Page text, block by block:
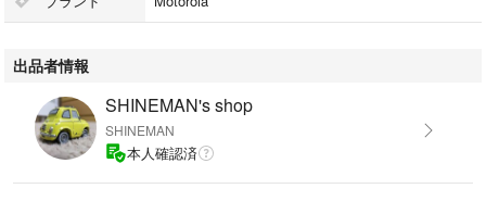
出品者情報
SHINEMAN's shop
SHINEMAN
本人確認済